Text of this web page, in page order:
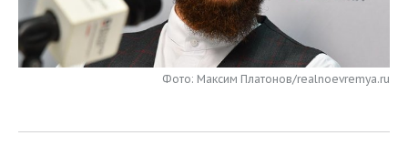
ONLINE-КОНФЕРЕНЦИИ
ОТКРЫТАЯ ЛЕКЦИЯ
ХОККЕЙ
БАСКЕТБОЛ
ВЛАСТЬ
ИНФРАСТРУКТУРА
СЮЖЕТЫ
СПРАВОЧНИК Фото: Максим Платонов/realnoevremya.ru